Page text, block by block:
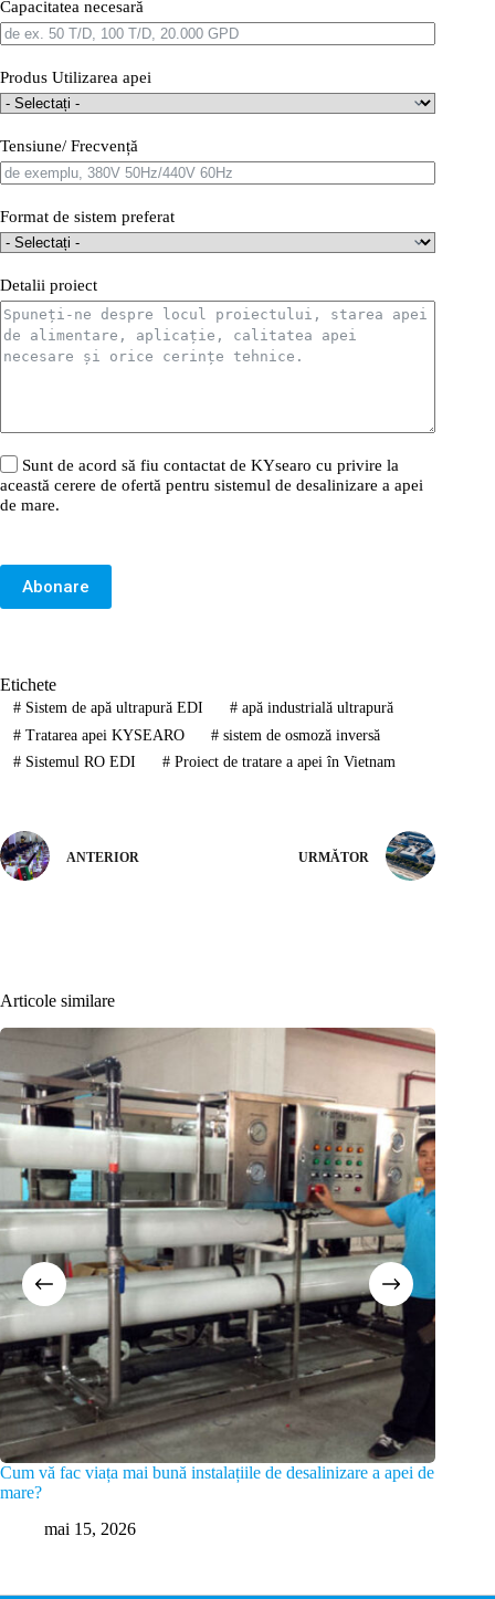
Capacitatea necesară
Produs Utilizarea apei
Tensiune/ Frecvență
Format de sistem preferat
Detalii proiect
Sunt de acord să fiu contactat de KYsearo cu privire la
această cerere de ofertă pentru sistemul de desalinizare a apei
de mare.
Abonare
Etichete
#Sistem de apă ultrapură EDI #apă industrială ultrapură
#Tratarea apei KYSEARO #sistem de osmoză inversă
#Sistemul RO EDI #Proiect de tratare a apei în Vietnam
ANTERIOR URMĂTOR
Articole similare
Cum vă fac viața mai bună instalațiile de desalinizare a apei de
mare?
mai 15, 2026